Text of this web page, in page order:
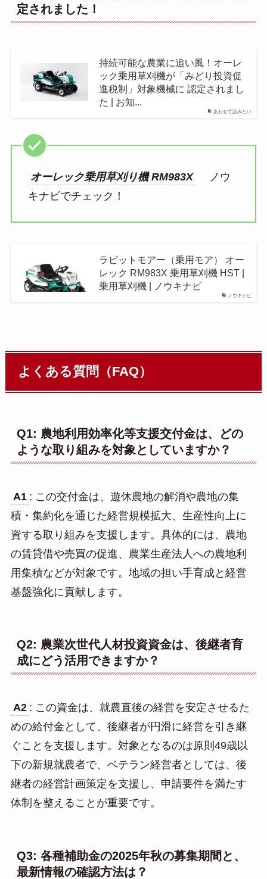
定されました！
あわせて読みたい
持続可能な農業に追い風！オーレ
ック乗用草刈機が「みどり投資促
進税制」対象機械に 認定されまし
た | お知...
オーレック乗用草刈り機 RM983X
ノウ
キナビでチェック！
ノウキナビ
ラビットモアー（乗用モア） オー
レック RM983X 乗用草刈機 HST |
乗用草刈機 | ノウキナビ
よくある質問（FAQ）
Q1: 農地利用効率化等支援交付金は、どの
ような取り組みを対象としていますか？
A1 : この交付金は、遊休農地の解消や農地の集
積・集約化を通じた経営規模拡大、生産性向上に
資する取り組みを支援します。具体的には、農地
の賃貸借や売買の促進、農業生産法人への農地利
用集積などが対象です。地域の担い手育成と経営
基盤強化に貢献します。
Q2: 農業次世代人材投資資金は、後継者育
成にどう活用できますか？
A2 : この資金は、就農直後の経営を安定させるた
めの給付金として、後継者が円滑に経営を引き継
ぐことを支援します。対象となるのは原則49歳以
下の新規就農者で、ベテラン経営者としては、後
継者の経営計画策定を支援し、申請要件を満たす
体制を整えることが重要です。
Q3: 各種補助金の2025年秋の募集期間と、
最新情報の確認方法は？